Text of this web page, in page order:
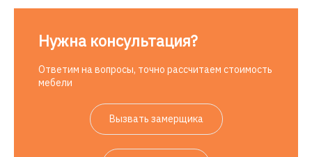
Нужна консультация?
Ответим на вопросы, точно рассчитаем стоимость
мебели
Вызвать замерщика